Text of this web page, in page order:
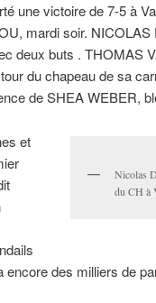
une victoire de 7-5 à
mardi soir.
deux buts . THOMAS
du chapeau de sa
de SHEA WEBER,
Nicolas
du CH à
et
encore des milliers de